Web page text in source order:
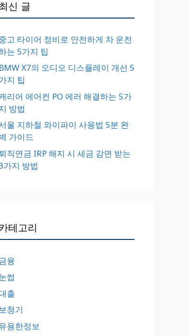
신 글
고 타이어 정비로 안전하게 차 운전
는 5가지 팁
BMW X7의 오디오 디스플레이 개선 5
지 팁
리어 에어컨 PO 에러 해결하는 5가
방법
울 지하철 와이파이 사용법 5분 완
가이드
직연금 IRP 해지 시 세금 감면 받는
가지 방법
테고리
융
썹
출
청기
용한정보